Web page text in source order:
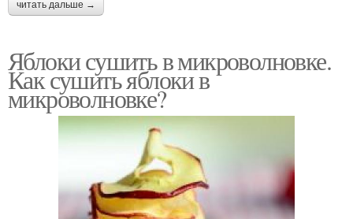
читать дальше →
Яблоки сушить в микроволновке.
Как сушить яблоки в
микроволновке?